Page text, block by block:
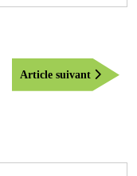
Article suivant
Article